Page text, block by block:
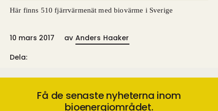
Här finns 510 fjärrvärmenät med biovärme i Sverige
10 mars 2017 av Anders Haaker
Dela:
Få de senaste nyheterna inom
bioenergiområdet.